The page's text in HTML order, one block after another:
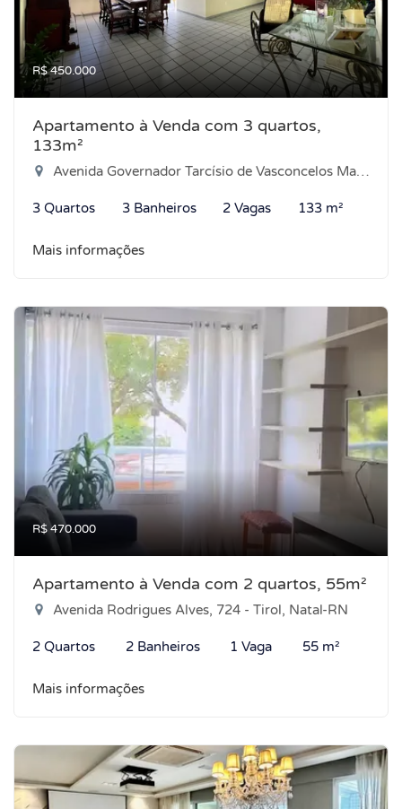
R$ 450.000
Apartamento à Venda com 3 quartos,
133m²
Avenida Governador Tarcísio de Vasconcelos Maia, 2163 - Pajuçara, Natal-RN
3 Quartos 3 Banheiros 2 Vagas 133 m²
Mais informações
R$ 470.000
Apartamento à Venda com 2 quartos, 55m²
Avenida Rodrigues Alves, 724 - Tirol, Natal-RN
2 Quartos 2 Banheiros 1 Vaga 55 m²
Mais informações